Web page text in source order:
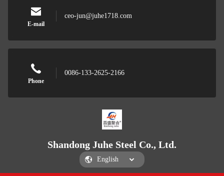
E-mail
ceo-jun@juhe1718.com
Phone
0086-133-2625-2166
Shandong Juhe Steel Co., Ltd.